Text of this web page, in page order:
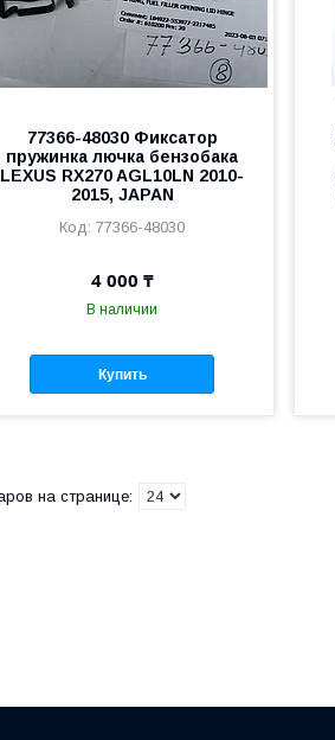
77366-48030 Фиксатор
пружинка лючка бензобака
LEXUS RX270 AGL10LN 2010-
2015, JAPAN
77366-48030
4 000 ₸
В наличии
Купить